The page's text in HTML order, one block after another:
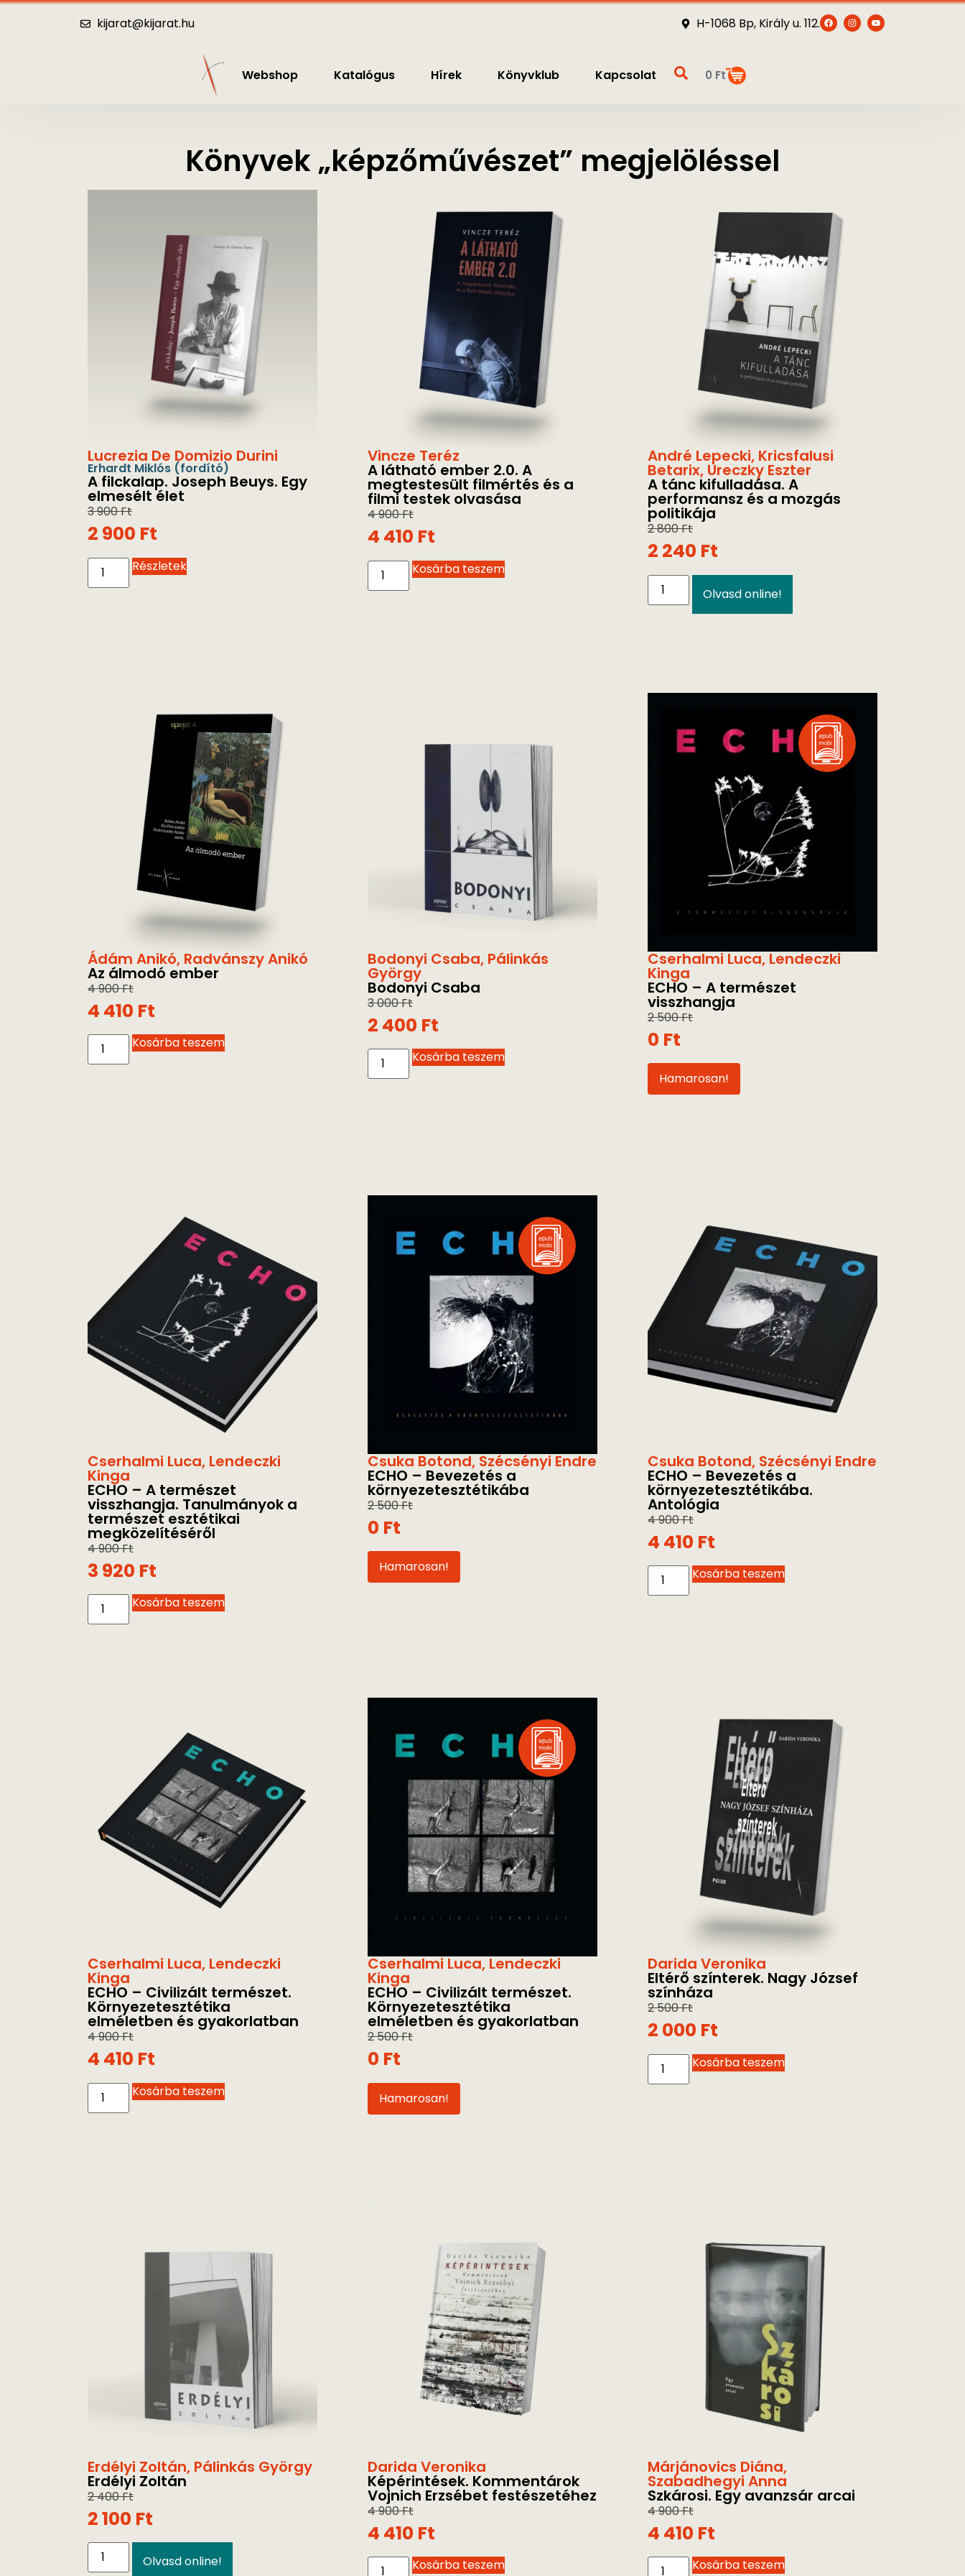
kijarat@kijarat.hu H-1068 Bp, Király u. 112.
Webshop Katalógus Hírek Könyvklub Kapcsolat 0 Ft
Webshop Katalógus
Könyvek „képzőművészet” megjelöléssel
Lucrezia De Domizio Durini
Erhardt Miklós (fordító)
A filckalap. Joseph Beuys. Egy
elmesélt élet
3 900Ft
2 900 Ft
Részletek
Vincze Teréz
A látható ember 2.0. A
megtestesült filmértés és a
filmi testek olvasása
4 900Ft
4 410 Ft
Kosárba teszem
André Lepecki, Kricsfalusi
Betarix, Ureczky Eszter
A tánc kifulladása. A
performansz és a mozgás
politikája
2 800Ft
2 240 Ft
Olvasd online!
Ádám Anikó, Radvánszy Anikó
Az álmodó ember
4 900Ft
4 410 Ft
Kosárba teszem
Bodonyi Csaba, Pálinkás
György
Bodonyi Csaba
3 000Ft
2 400 Ft
Kosárba teszem
Cserhalmi Luca,Lendeczki
Kinga
ECHO – A természet
visszhangja
2 500Ft
0 Ft
Hamarosan!
Cserhalmi Luca, Lendeczki
Kinga
ECHO – A természet
visszhangja. Tanulmányok a
természet esztétikai
megközelítéséről
4 900Ft
3 920 Ft
Kosárba teszem
Csuka Botond, Szécsényi Endre
ECHO – Bevezetés a
környezetesztétikába
2 500Ft
0 Ft
Hamarosan!
Csuka Botond, Szécsényi Endre
ECHO – Bevezetés a
környezetesztétikába.
Antológia
4 900Ft
4 410 Ft
Kosárba teszem
Cserhalmi Luca, Lendeczki
Kinga
ECHO – Civilizált természet.
Környezetesztétika
elméletben és gyakorlatban
4 900Ft
4 410 Ft
Kosárba teszem
Cserhalmi Luca, Lendeczki
Kinga
ECHO – Civilizált természet.
Környezetesztétika
elméletben és gyakorlatban
2 500Ft
0 Ft
Hamarosan!
Darida Veronika
Eltérő színterek. Nagy József
színháza
2 500Ft
2 000 Ft
Kosárba teszem
Erdélyi Zoltán, Pálinkás György
Erdélyi Zoltán
2 400Ft
2 100 Ft
Olvasd online!
Darida Veronika
Képérintések. Kommentárok
Vojnich Erzsébet festészetéhez
4 900Ft
4 410 Ft
Kosárba teszem
Márjánovics Diána,
Szabadhegyi Anna
Szkárosi. Egy avanzsár arcai
4 900Ft
4 410 Ft
Kosárba teszem